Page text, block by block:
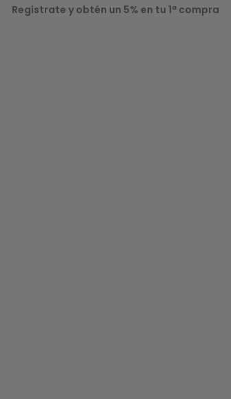
Regístrate y obtén un 5% en tu 1ª compra